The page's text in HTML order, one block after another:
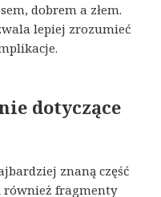
dobrem a złem.
lepiej zrozumieć
dotyczące
znaną część
również fragmenty